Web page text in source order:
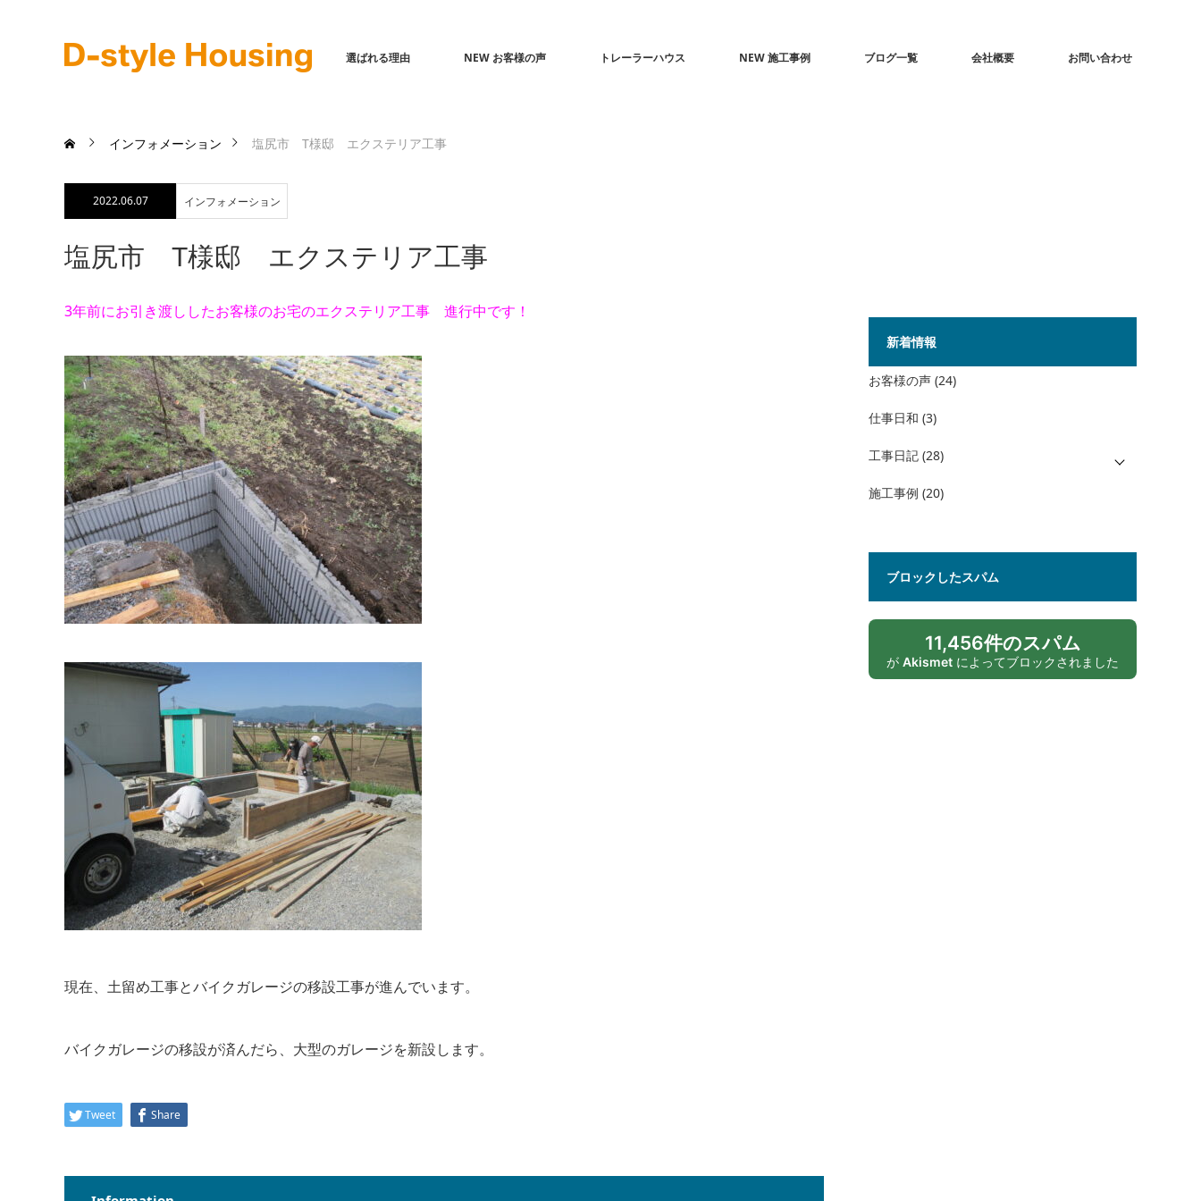
選ばれる理由 NEW お客様の声 トレーラーハウス NEW 施工事例 ブログ一覧 会社概要 お問い合わせ
インフォメーション 塩尻市 T様邸 エクステリア工事
2022.06.07 インフォメーション
塩尻市 T様邸 エクステリア工事
3年前にお引き渡ししたお客様のお宅のエクステリア工事 進行中です！
現在、土留め工事とバイクガレージの移設工事が進んでいます。
バイクガレージの移設が済んだら、大型のガレージを新設します。
Tweet Share
新着情報
お客様の声 (24)
仕事日和 (3)
工事日記 (28)
施工事例 (20)
ブロックしたスパム
11,456件のスパム
が Akismet によってブロックされました